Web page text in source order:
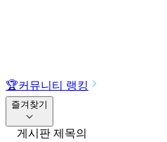
🏆커뮤니티 랭킹
즐겨찾기
게시판 제목의